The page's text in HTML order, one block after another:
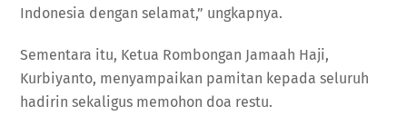
Indonesia dengan selamat,” ungkapnya.
Sementara itu, Ketua Rombongan Jamaah Haji,
Kurbiyanto, menyampaikan pamitan kepada seluruh
hadirin sekaligus memohon doa restu.